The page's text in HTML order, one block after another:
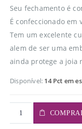
Seu fechamento é
É confeccionado em
Tem um excelente
alem de ser uma
ainda protege a joia
Disponível: 14 Pct em